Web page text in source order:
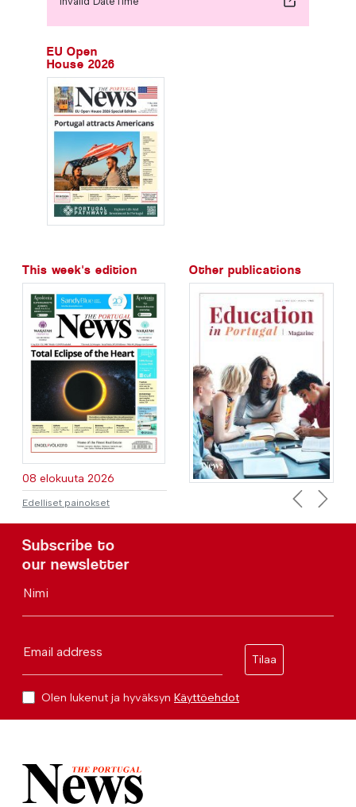
EU Open
House 2026
This week's edition
08 elokuuta 2026
Edelliset painokset
Other publications
Previous
Next
Subscribe to
our newsletter
Nimi
Email address
Tilaa
Olen lukenut ja hyväksyn Käyttöehdot